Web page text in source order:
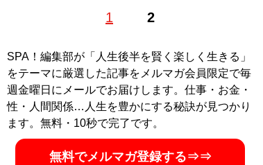
1 2
ィネーターなども経験。趣味は読書、ミュージカル、舞
記事一覧へ
SPA！編集部が「人生後半を賢く楽しく生きる」
をテーマに厳選した記事をメルマガ会員限定で毎
週金曜日にメールでお届けします。仕事・お金・
性・人間関係…人生を豊かにする秘訣が見つかり
ます。無料・10秒で完了です。
無料でメルマガ登録する⇒⇒